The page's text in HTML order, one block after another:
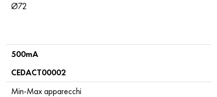
Ø72
500mA
CEDACT00002
Min-Max apparecchi